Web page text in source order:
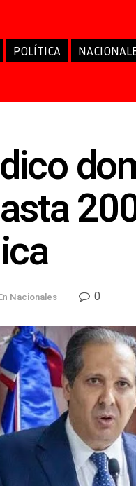
POLÍTICA
Nacionales 0